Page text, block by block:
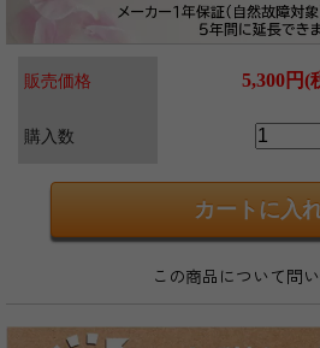
販売価格 5,300円(
購入数
この商品について問